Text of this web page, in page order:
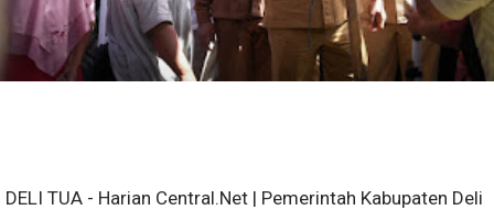
DELI TUA - Harian Central.Net | Pemerintah Kabupaten Deli